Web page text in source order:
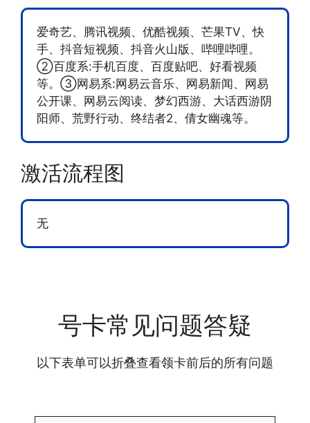
爱奇艺、腾讯视频、优酷视频、芒果TV、快
手、抖音短视频、抖音火山版、哔哩哔哩。
②百度系:手机百度、百度贴吧、好看视频
等。③网易系:网易云音乐、网易新闻、网易
公开课、网易云阅读、梦幻西游、大话西游阴
阳师、荒野行动、终结者2、倩女幽魂等。
激活流程图
无
号卡常见问题答疑
以下表单可以折叠查看领卡前后的所有问题